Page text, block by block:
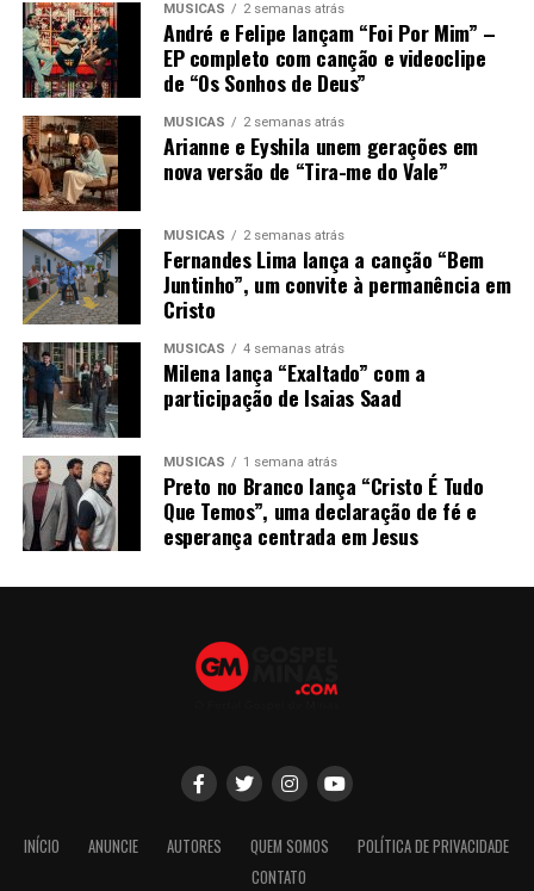
MÚSICAS 2 semanas atrás
André e Felipe lançam “Foi Por Mim” –
EP completo com canção e videoclipe
de “Os Sonhos de Deus”
MÚSICAS 2 semanas atrás
Arianne e Eyshila unem gerações em
nova versão de “Tira-me do Vale”
MÚSICAS 2 semanas atrás
Fernandes Lima lança a canção “Bem
Juntinho”, um convite à permanência em
Cristo
MÚSICAS 4 semanas atrás
Milena lança “Exaltado” com a
participação de Isaias Saad
MÚSICAS 1 semana atrás
Preto no Branco lança “Cristo É Tudo
Que Temos”, uma declaração de fé e
esperança centrada em Jesus
INÍCIO ANUNCIE AUTORES QUEM SOMOS
POLÍTICA DE PRIVACIDADE
CONTATO